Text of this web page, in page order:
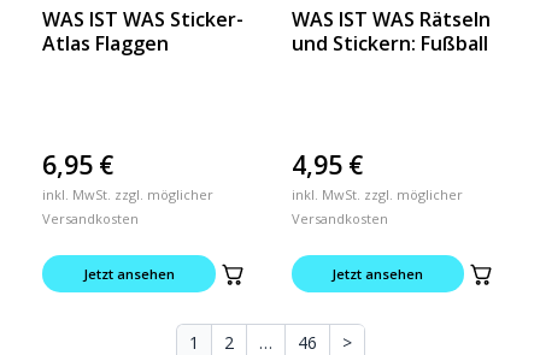
WAS IST WAS Sticker-
Atlas Flaggen
6,95 €
inkl. MwSt. zzgl. möglicher
Versandkosten
Jetzt ansehen
WAS IST WAS Rätseln
und Stickern: Fußball
4,95 €
inkl. MwSt. zzgl. möglicher
Versandkosten
Jetzt ansehen
1 2 … 46 >